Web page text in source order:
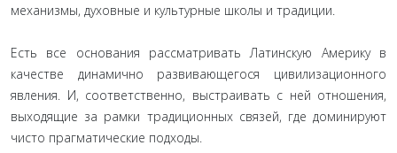
механизмы, духовные и культурные школы и традиции.
Есть все основания рассматривать Латинскую Америку в
качестве динамично развивающегося цивилизационного
явления. И, соответственно, выстраивать с ней отношения,
выходящие за рамки традиционных связей, где доминируют
чисто прагматические подходы.